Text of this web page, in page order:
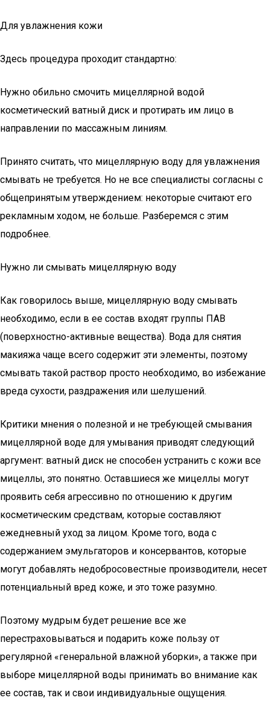
Для увлажнения кожи
Здесь процедура проходит стандартно:
Нужно обильно смочить мицеллярной водой
косметический ватный диск и протирать им лицо в
направлении по массажным линиям.
Принято считать, что мицеллярную воду для увлажнения
смывать не требуется. Но не все специалисты согласны с
общепринятым утверждением: некоторые считают его
рекламным ходом, не больше. Разберемся с этим
подробнее.
Нужно ли смывать мицеллярную воду
Как говорилось выше, мицеллярную воду смывать
необходимо, если в ее состав входят группы ПАВ
(поверхностно-активные вещества). Вода для снятия
макияжа чаще всего содержит эти элементы, поэтому
смывать такой раствор просто необходимо, во избежание
вреда сухости, раздражения или шелушений.
Критики мнения о полезной и не требующей смывания
мицеллярной воде для умывания приводят следующий
аргумент: ватный диск не способен устранить с кожи все
мицеллы, это понятно. Оставшиеся же мицеллы могут
проявить себя агрессивно по отношению к другим
косметическим средствам, которые составляют
ежедневный уход за лицом. Кроме того, вода с
содержанием эмульгаторов и консервантов, которые
могут добавлять недобросовестные производители, несет
потенциальный вред коже, и это тоже разумно.
Поэтому мудрым будет решение все же
перестраховываться и подарить коже пользу от
регулярной «генеральной влажной уборки», а также при
выборе мицеллярной воды принимать во внимание как
ее состав, так и свои индивидуальные ощущения.